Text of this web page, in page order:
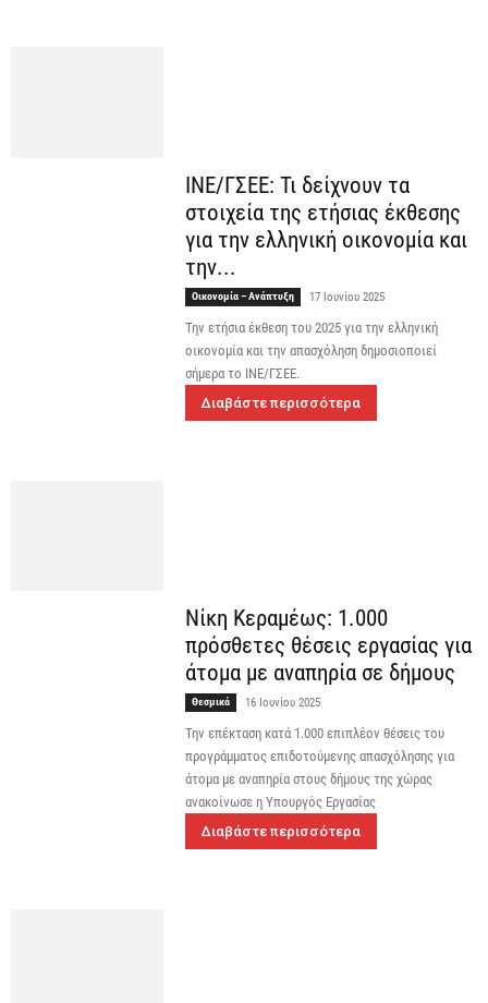
ΙΝΕ/ΓΣΕΕ: Τι δείχνουν τα
στοιχεία της ετήσιας έκθεσης
για την ελληνική οικονομία και
την...
Οικονομία – Ανάπτυξη 17 Ιουνίου 2025
Την ετήσια έκθεση του 2025 για την ελληνική
οικονομία και την απασχόληση δημοσιοποιεί
σήμερα το ΙΝΕ/ΓΣΕΕ.
Διαβάστε περισσότερα
Νίκη Κεραμέως: 1.000
πρόσθετες θέσεις εργασίας για
άτομα με αναπηρία σε δήμους
Θεσμικά 16 Ιουνίου 2025
Την επέκταση κατά 1.000 επιπλέον θέσεις του
προγράμματος επιδοτούμενης απασχόλησης για
άτομα με αναπηρία στους δήμους της χώρας
ανακοίνωσε η Υπουργός Εργασίας
Διαβάστε περισσότερα